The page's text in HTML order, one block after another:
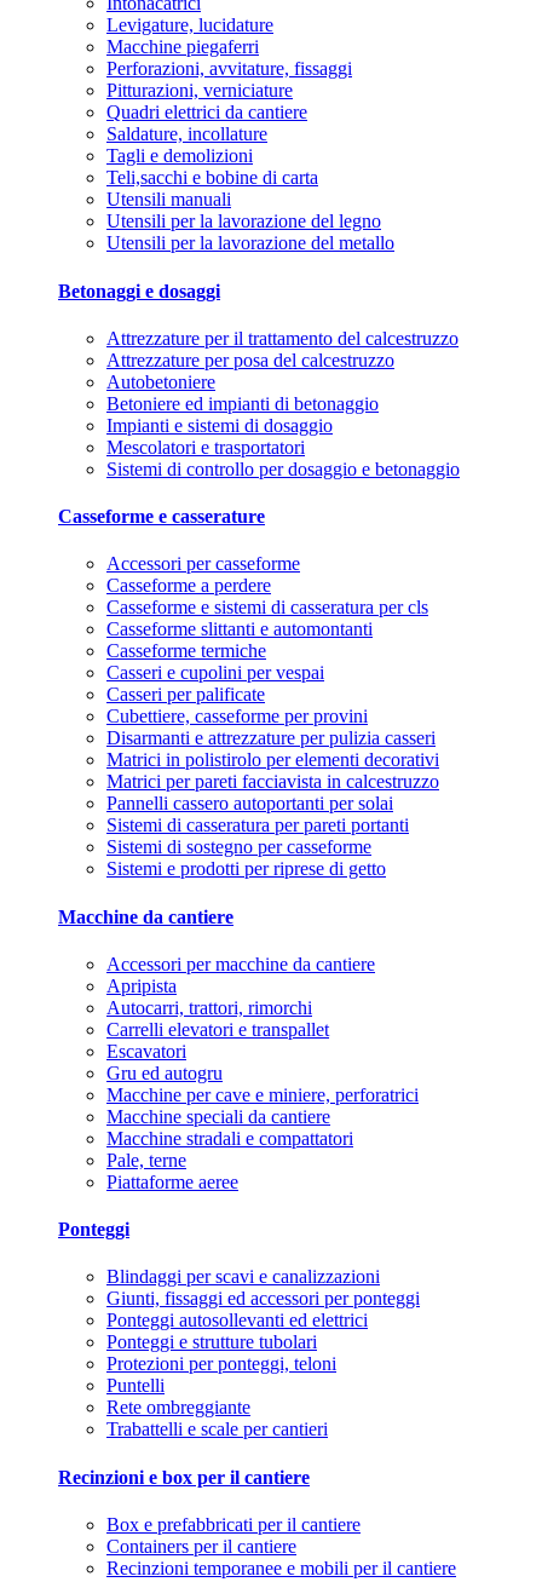
Levigature, lucidature
Macchine piegaferri
Perforazioni, avvitature, fissaggi
Pitturazioni, verniciature
Quadri elettrici da cantiere
Saldature, incollature
Tagli e demolizioni
Teli,sacchi e bobine di carta
Utensili manuali
Utensili per la lavorazione del legno
Utensili per la lavorazione del metallo
Betonaggi e dosaggi
Attrezzature per il trattamento del calcestruzzo
Attrezzature per posa del calcestruzzo
Autobetoniere
Betoniere ed impianti di betonaggio
Impianti e sistemi di dosaggio
Mescolatori e trasportatori
Sistemi di controllo per dosaggio e betonaggio
Casseforme e casserature
Accessori per casseforme
Casseforme a perdere
Casseforme e sistemi di casseratura per cls
Casseforme slittanti e automontanti
Casseforme termiche
Casseri e cupolini per vespai
Casseri per palificate
Cubettiere, casseforme per provini
Disarmanti e attrezzature per pulizia casseri
Matrici in polistirolo per elementi decorativi
Matrici per pareti facciavista in calcestruzzo
Pannelli cassero autoportanti per solai
Sistemi di casseratura per pareti portanti
Sistemi di sostegno per casseforme
Sistemi e prodotti per riprese di getto
Macchine da cantiere
Accessori per macchine da cantiere
Apripista
Autocarri, trattori, rimorchi
Carrelli elevatori e transpallet
Escavatori
Gru ed autogru
Macchine per cave e miniere, perforatrici
Macchine speciali da cantiere
Macchine stradali e compattatori
Pale, terne
Piattaforme aeree
Ponteggi
Blindaggi per scavi e canalizzazioni
Giunti, fissaggi ed accessori per ponteggi
Ponteggi autosollevanti ed elettrici
Ponteggi e strutture tubolari
Protezioni per ponteggi, teloni
Puntelli
Rete ombreggiante
Trabattelli e scale per cantieri
Recinzioni e box per il cantiere
Box e prefabbricati per il cantiere
Containers per il cantiere
Recinzioni temporanee e mobili per il cantiere